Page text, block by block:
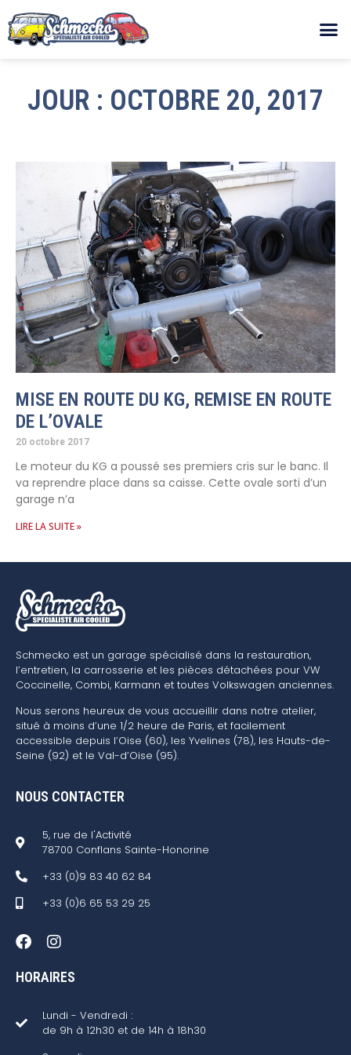
JOUR : OCTOBRE 20, 2017
MISE EN ROUTE DU KG, REMISE EN ROUTE
DE L’OVALE
20 octobre 2017
Le moteur du KG a poussé ses premiers cris sur le banc. Il
va reprendre place dans sa caisse. Cette ovale sorti d’un
garage n’a
LIRE LA SUITE »
Schmecko est un garage spécialisé dans la restauration,
l’entretien, la carrosserie et les pièces détachées pour VW
Coccinelle, Combi, Karmann et toutes Volkswagen anciennes.
Nous serons heureux de vous accueillir dans notre atelier,
situé à moins d’une 1/2 heure de Paris, et facilement
accessible depuis l’Oise (60), les Yvelines (78), les Hauts-de-
Seine (92) et le Val-d’Oise (95).
NOUS CONTACTER
5, rue de l'Activité
78700 Conflans Sainte-Honorine
+33 (0)9 83 40 62 84
+33 (0)6 65 53 29 25
HORAIRES
Lundi - Vendredi :
de 9h à 12h30 et de 14h à 18h30